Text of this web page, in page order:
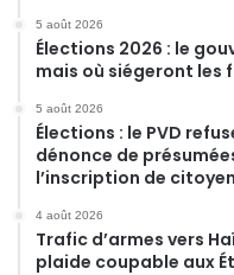
5 août 2026
Élections 2026 : le
mais où siégeront les
5 août 2026
Élections : le PVD
dénonce de
l’inscription de
4 août 2026
Trafic d’armes vers
plaide coupable aux